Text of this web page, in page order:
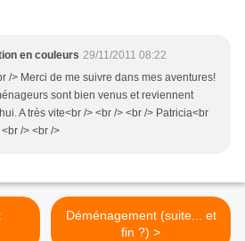
en couleurs 29/11/2011 08:22
/> Merci de me suivre dans mes aventures!
sont bien venus et reviennent
A très vite<br /> <br /> <br /> Patricia<br
/> <br />
Déménagement (suite... et
fin ?) >